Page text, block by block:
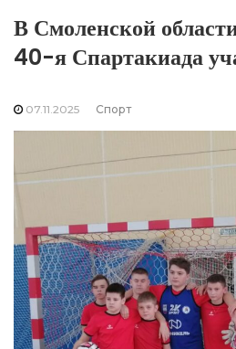
В Смоленской
40-я Спартакиада
07.11.2025 Спорт